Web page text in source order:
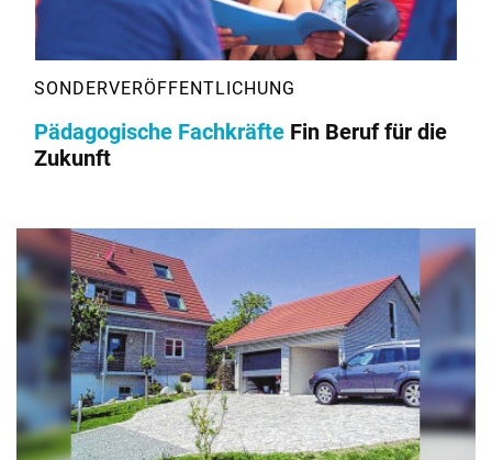
Pädagogische Fachkräfte Fin Beruf für die
Zukunft